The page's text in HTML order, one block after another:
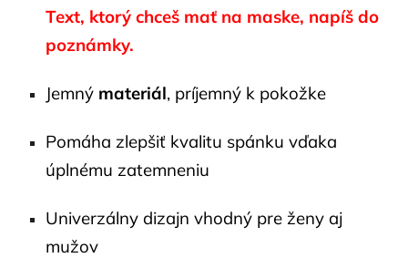
Text, ktorý chceš mať na maske, napíš do
poznámky.
Jemný materiál, príjemný k pokožke
Pomáha zlepšiť kvalitu spánku vďaka
úplnému zatemneniu
Univerzálny dizajn vhodný pre ženy aj
mužov